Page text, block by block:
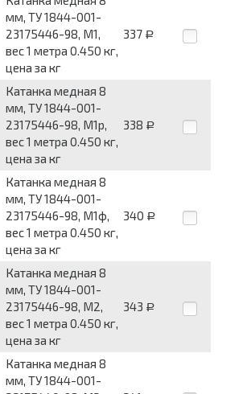
мм, ТУ 1844-001-
23175446-98, М1,
вес 1 метра 0.450 кг,
цена за кг
337 Р
Катанка медная 8
мм, ТУ 1844-001-
23175446-98, М1р,
вес 1 метра 0.450 кг,
цена за кг
338 Р
Катанка медная 8
мм, ТУ 1844-001-
23175446-98, М1ф,
вес 1 метра 0.450 кг,
цена за кг
340 Р
Катанка медная 8
мм, ТУ 1844-001-
23175446-98, М2,
вес 1 метра 0.450 кг,
цена за кг
343 Р
Катанка медная 8
мм, ТУ 1844-001-